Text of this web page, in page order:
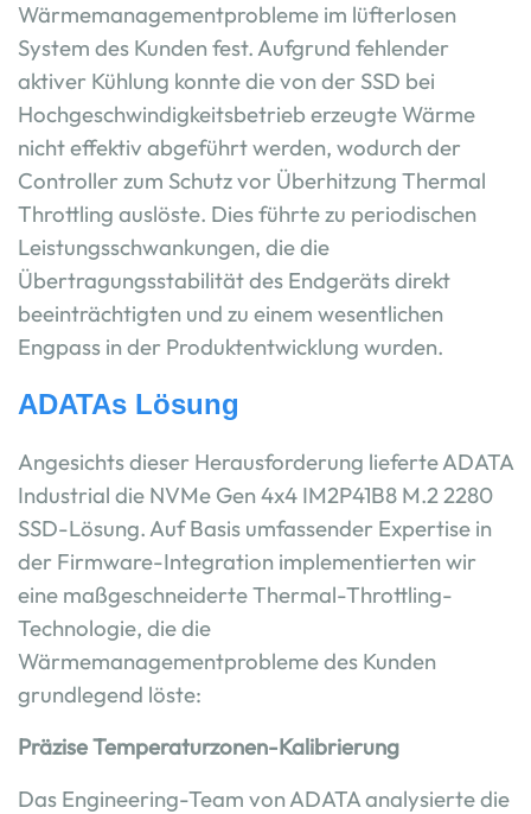
Wärmemanagementprobleme im lüfterlosen
System des Kunden fest. Aufgrund fehlender
aktiver Kühlung konnte die von der SSD bei
Hochgeschwindigkeitsbetrieb erzeugte Wärme
nicht effektiv abgeführt werden, wodurch der
Controller zum Schutz vor Überhitzung Thermal
Throttling auslöste. Dies führte zu periodischen
Leistungsschwankungen, die die
Übertragungsstabilität des Endgeräts direkt
beeinträchtigten und zu einem wesentlichen
Engpass in der Produktentwicklung wurden.
ADATAs Lösung
Angesichts dieser Herausforderung lieferte ADATA
Industrial die NVMe Gen 4x4 IM2P41B8 M.2 2280
SSD-Lösung. Auf Basis umfassender Expertise in
der Firmware-Integration implementierten wir
eine maßgeschneiderte Thermal-Throttling-
Technologie, die die
Wärmemanagementprobleme des Kunden
grundlegend löste:
Präzise Temperaturzonen-Kalibrierung
Das Engineering-Team von ADATA analysierte die